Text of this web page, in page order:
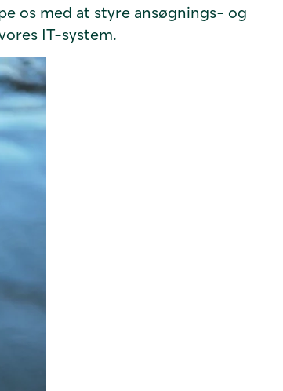
os med at styre ansøgnings- og
IT-system.